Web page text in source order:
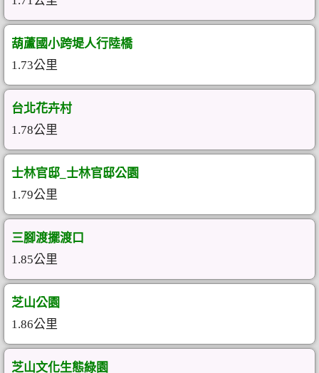
葫蘆國小跨堤人行陸橋
1.73公里
台北花卉村
1.78公里
士林官邸_士林官邸公園
1.79公里
三腳渡擺渡口
1.85公里
芝山公園
1.86公里
芝山文化生態綠園